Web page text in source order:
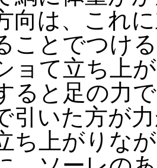
向は、これ
ことでつけ
ョて立ち上
ると足の力
引いた方が
ち上がりな